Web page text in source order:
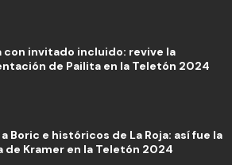
con invitado incluido: revive la
de Pailita en la Teletón 2024
Boric e históricos de La Roja: así fue la
de Kramer en la Teletón 2024